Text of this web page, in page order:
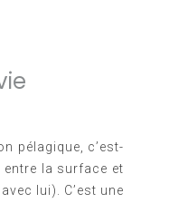
pélagique, c’est-
entre la surface et
lui). C’est une